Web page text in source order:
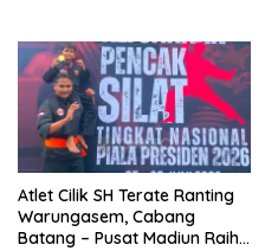
Atlet Cilik SH Terate Ranting
Warungasem, Cabang
Batang – Pusat Madiun Raih